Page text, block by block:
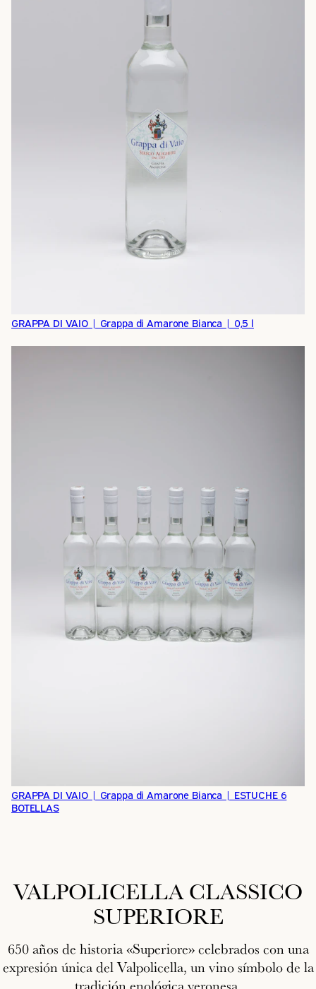
GRAPPA DI VAIO | Grappa di Amarone Bianca | 0,5 l
GRAPPA DI VAIO | Grappa di Amarone Bianca | ESTUCHE 6
BOTELLAS
VALPOLICELLA CLASSICO
SUPERIORE
650 años de historia «Superiore» celebrados con una
expresión única del Valpolicella, un vino símbolo de la